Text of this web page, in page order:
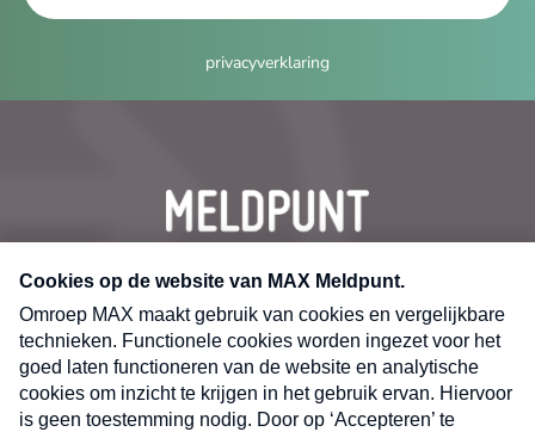
privacyverklaring
CONTACT
Volg ons op